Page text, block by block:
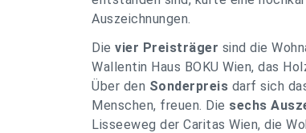
Auszeichnungen.
Die vier Preisträger sind die
Wallentin Haus BOKU Wien, das
Über den Sonderpreis darf sich
Menschen, freuen. Die sechs
Lisseeweg der Caritas Wien, die